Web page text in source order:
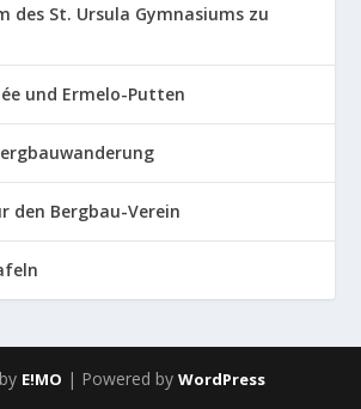
des St. Ursula Gymnasiums zu
und Ermelo-Putten
den Bergbau-Verein
E!MO | Powered by WordPress